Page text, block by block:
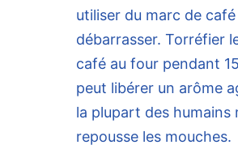
utiliser du marc de
débarrasser. Torréfier
café au four pendant
peut libérer un arôme
la plupart des humains
repousse les mouches.